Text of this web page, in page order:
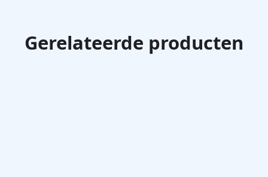
Gerelateerde producten